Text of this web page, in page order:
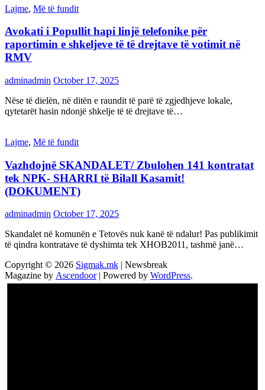
Lajme, Më të fundit
Avokati i Popullit hapi linjë telefonike për
raportimin e shkeljeve të të drejtave të votimit në
RMV
adminadmin October 17, 2025
Nëse të dielën, në ditën e raundit të parë të zgjedhjeve lokale,
qytetarët hasin ndonjë shkelje të të drejtave të…
Lajme, Më të fundit
Vazhdojnē SKANDALET/ Zbulohen 141 kontratat
tek NPK- SHARRI të Bilall Kasamit!
(DOKUMENT)
adminadmin October 17, 2025
Skandalet në komunën e Tetovës nuk kanë të ndalur! Pas publikimit
të qindra kontratave të dyshimta tek XHOB2011, tashmë janë…
Copyright © 2026 Sigmak.mk | Newsbreak
Magazine by Ascendoor| Powered by WordPress.